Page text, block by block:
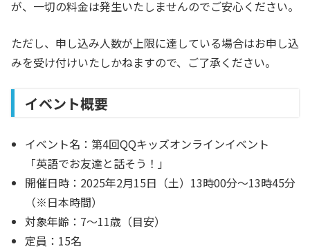
が、一切の料金は発生いたしませんのでご安心ください。
ただし、申し込み人数が上限に達している場合はお申し込
みを受け付けいたしかねますので、ご了承ください。
イベント概要
イベント名：第4回QQキッズオンラインイベント
「英語でお友達と話そう！」
開催日時：2025年2月15日（土）13時00分〜13時45分
（※日本時間）
対象年齢：7〜11歳（目安）
定員：15名